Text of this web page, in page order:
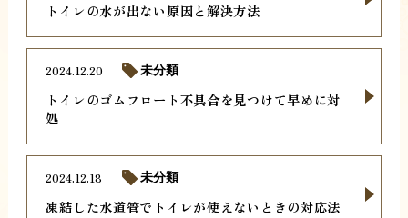
トイレの水が出ない原因と解決方法
トイレのゴムフロート不具合を見つけて早めに対
処
2024.12.20 未分類
凍結した水道管でトイレが使えないときの対応法
2024.12.18 未分類